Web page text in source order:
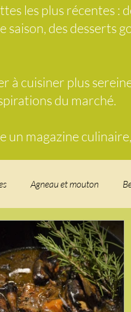
les plus récentes :
saison, des desserts
à cuisiner plus
du marché.
un magazine
Agneau et mouton
les recettes doudou
Desserts - glaces -